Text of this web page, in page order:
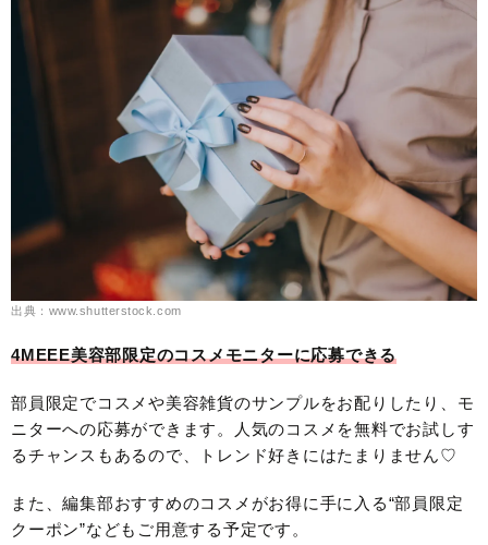
出典：www.shutterstock.com
4MEEE美容部限定のコスメモニターに応募できる
部員限定でコスメや美容雑貨のサンプルをお配りしたり、モ
ニターへの応募ができます。人気のコスメを無料でお試しす
るチャンスもあるので、トレンド好きにはたまりません♡
また、編集部おすすめのコスメがお得に手に入る“部員限定
クーポン”などもご用意する予定です。